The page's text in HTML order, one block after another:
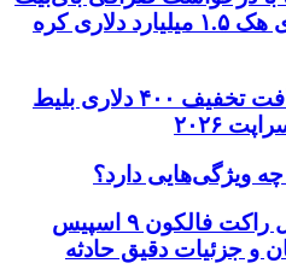
برای ردیابی دارایی‌های هک ۱.۵ میلیارد دلاری کره
فرصت استثنایی: دریافت تخفیف ۴۰۰ دلاری بلیط
۲۰۲۶
ویژگی‌هایی دارد؟
برخورد قطعه غیرفعال راکت فالکون ۹ اسپیس
و جزئیات دقیق حادثه